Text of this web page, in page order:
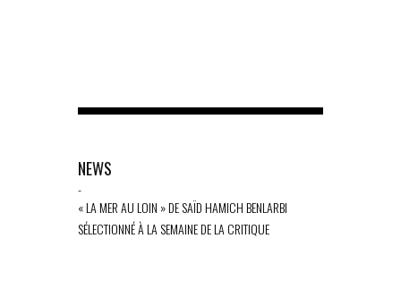
NEWS
-
« LA MER AU LOIN » DE SAÏD HAMICH BENLARBI
SÉLECTIONNÉ À LA SEMAINE DE LA CRITIQUE